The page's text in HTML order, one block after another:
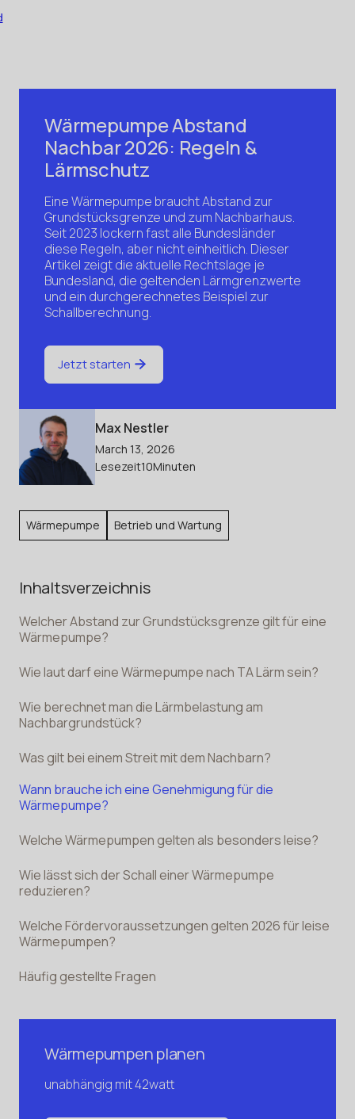
Max Nestler
March 13, 2026
Lesezeit10Minuten
Wärmepumpe Betrieb und Wartung
Wärmepumpe Abstand
Nachbar 2026: Regeln &
Lärmschutz
Eine Wärmepumpe braucht Abstand zur
Grundstücksgrenze und zum Nachbarhaus.
Seit 2023 lockern fast alle Bundesländer
diese Regeln, aber nicht einheitlich. Dieser
Artikel zeigt die aktuelle Rechtslage je
Bundesland, die geltenden Lärmgrenzwerte
und ein durchgerechnetes Beispiel zur
Schallberechnung.
Jetzt starten
Inhaltsverzeichnis
Welcher Abstand zur Grundstücksgrenze gilt für eine
Wärmepumpe?
Wie laut darf eine Wärmepumpe nach TA Lärm sein?
Wie berechnet man die Lärmbelastung am
Nachbargrundstück?
Was gilt bei einem Streit mit dem Nachbarn?
Wann brauche ich eine Genehmigung für die
Wärmepumpe?
Welche Wärmepumpen gelten als besonders leise?
Wie lässt sich der Schall einer Wärmepumpe
reduzieren?
Welche Fördervoraussetzungen gelten 2026 für leise
Wärmepumpen?
Häufig gestellte Fragen
Wärmepumpen planen
unabhängig mit 42watt